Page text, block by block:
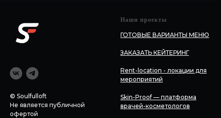
© Soulfulloft
Не является публичной
офертой
Наши проекты
ГОТОВЫЕ ВАРИАНТЫ МЕНЮ
ЗАКАЗАТЬ КЕЙТЕРИНГ
Rent-location - локации для
мероприятий
Skin-Proof — платформа
врачей-косметологов